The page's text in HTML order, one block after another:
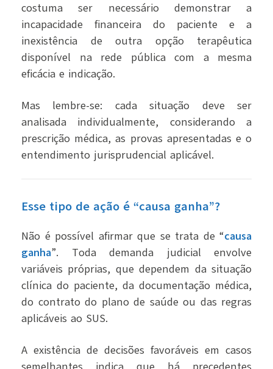
costuma ser necessário demonstrar a
incapacidade financeira do paciente e a
inexistência de outra opção terapêutica
disponível na rede pública com a mesma
eficácia e indicação.
Mas lembre-se: cada situação deve ser
analisada individualmente, considerando a
prescrição médica, as provas apresentadas e o
entendimento jurisprudencial aplicável.
Esse tipo de ação é “causa ganha”?
Não é possível afirmar que se trata de “causa
ganha”. Toda demanda judicial envolve
variáveis próprias, que dependem da situação
clínica do paciente, da documentação médica,
do contrato do plano de saúde ou das regras
aplicáveis ao SUS.
A existência de decisões favoráveis em casos